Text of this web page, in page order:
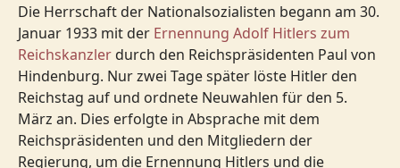
Die Herrschaft der Nationalsozialisten begann am 30.
Januar 1933 mit der Ernennung Adolf Hitlers zum
Reichskanzlerdurch den Reichspräsidenten Paul von
Hindenburg. Nur zwei Tage später löste Hitler den
Reichstag auf und ordnete Neuwahlen für den 5.
März an. Dies erfolgte in Absprache mit dem
Reichspräsidenten und den Mitgliedern der
Regierung, um die Ernennung Hitlers und die